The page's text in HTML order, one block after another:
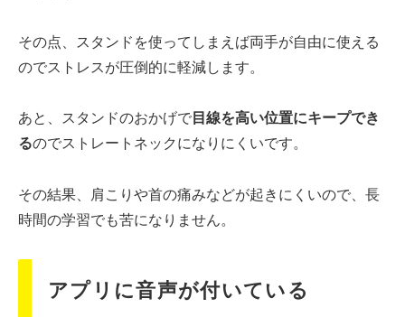
その点、スタンドを使ってしまえば両手が自由に使える
のでストレスが圧倒的に軽減します。
あと、スタンドのおかげで 目線を高い位置にキープでき
るのでストレートネックになりにくいです。
その結果、肩こりや首の痛みなどが起きにくいので、長
時間の学習でも苦になりません。
アプリに音声が付いている